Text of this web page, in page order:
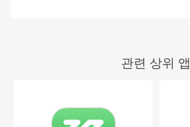
관련 상위 앱